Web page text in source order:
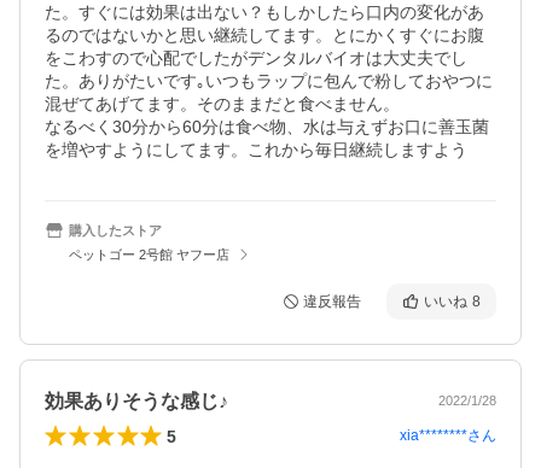
た。すぐには効果は出ない？もしかしたら口内の変化があ
るのではないかと思い継続してます。とにかくすぐにお腹
をこわすので心配でしたがデンタルバイオは大丈夫でし
た。ありがたいです｡いつもラップに包んで粉しておやつに
混ぜてあげてます。そのままだと食べません。
なるべく30分から60分は食べ物、水は与えずお口に善玉菌
を増やすようにしてます。これから毎日継続しますよう
購入したストア
ペットゴー 2号館 ヤフー店
違反報告 いいね 8
効果ありそうな感じ♪ 2022/1/28
5 xia********さん